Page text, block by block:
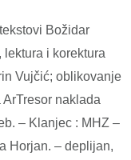
Božidar
i korektura
Vujčić; oblikovanje
naklada
– Klanjec : MHZ –
Horjan. – deplijan,